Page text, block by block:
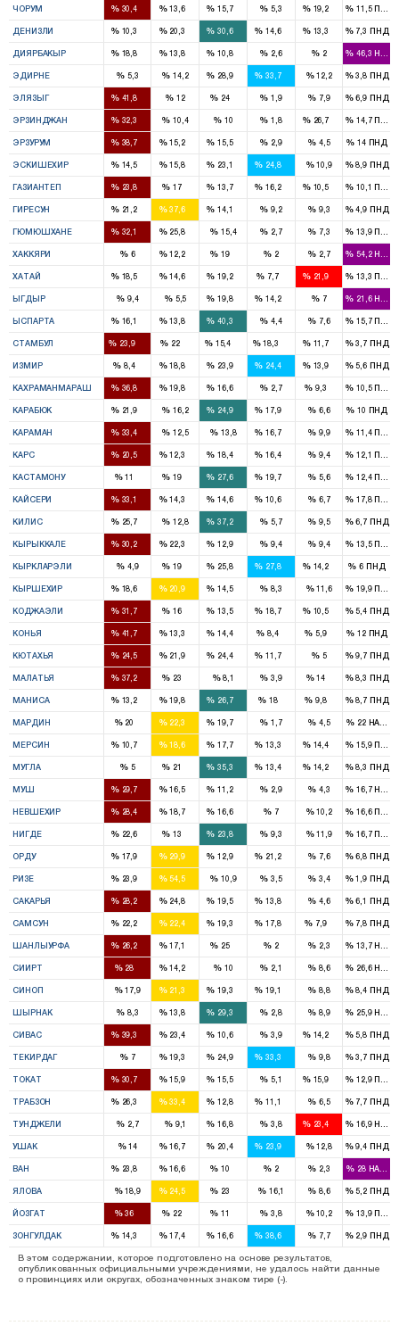
ЧОРУМ %30,4 %13,6 % 15,7 % 5,3 %19,2 %11,5ПНД
ДЕНИЗЛИ %10,3 %20,3 % 30,6 %14,6 %13,3 %7,3 ПНД
ДИЯРБАКЫР %18,8 %13,8 % 10,8 % 2,6 %2 %46,3
ЭДИРНЕ % 5,3 % 14,2 % 28,9 %33,7 %12,2 %3,8 ПНД
ЭЛЯЗЫГ %41,8 % 12 % 24 % 1,9 % 7,9 %6,9 ПНД
ЭРЗИНДЖАН %32,3 % 10,4 %10 % 1,8 %26,7 %14,7ПНД
ЭРЗУРУМ %38,7 %15,2 % 15,5 % 2,9 % 4,5 %14 ПНД
ЭСКИШЕХИР %14,5 %15,8 % 23,1 %24,8 %10,9 %8,9 ПНД
ГАЗИАНТЕП %23,8 % 17 % 13,7 %16,2 %10,5 %10,1ПНД
ГИРЕСУН %21,2 %37,6 % 14,1 % 9,2 % 9,3 %4,9 ПНД
ГЮМЮШХАНЕ %32,1 %25,8 % 15,4 % 2,7 % 7,3 %13,9ПНД
ХАККЯРИ %6 %12,2 % 19 % 2 % 2,7 %54,2
ХАТАЙ %18,5 %14,6 % 19,2 % 7,7 %21,9 %13,3ПНД
ЫГДЫР % 9,4 %5,5 % 19,8 %14,2 %7 %21,6
ЫСПАРТА %16,1 %13,8 % 40,3 % 4,4 % 7,6 %15,7ПНД
СТАМБУЛ % 23,9 %22 %15,4 %18,3 %11,7 %3,7 ПНД
ИЗМИР % 8,4 %18,8 % 23,9 %24,4 %13,9 %5,6 ПНД
КАХРАМАНМАРАШ %36,8 %19,8 % 16,6 % 2,7 % 9,3 %10,5ПНД
КАРАБЮК %21,9 % 16,2 % 24,9 %17,9 % 6,6 %10 ПНД
КАРАМАН %33,4 % 12,5 % 13,8 %16,7 % 9,9 %11,4ПНД
КАРС %20,5 %12,3 % 18,4 %16,4 % 9,4 %12,1ПНД
КАСТАМОНУ %11 % 19 % 27,6 %19,7 % 5,6 %12,4ПНД
КАЙСЕРИ %33,1 %14,3 % 14,6 %10,6 % 6,7 %17,8ПНД
КИЛИС %25,7 % 12,8 % 37,2 % 5,7 % 9,5 %6,7 ПНД
КЫРЫККАЛЕ %30,2 %22,3 % 12,9 % 9,4 % 9,4 %13,5ПНД
КЫРКЛАРЭЛИ % 4,9 % 19 % 25,8 %27,8 %14,2 % 6ПНД
КЫРШЕХИР %18,6 %20,9 % 14,5 % 8,3 %11,6 %19,9ПНД
КОДЖАЭЛИ %31,7 % 16 % 13,5 %18,7 %10,5 %5,4 ПНД
КОНЬЯ %41,7 %13,3 % 14,4 % 8,4 % 5,9 %12 ПНД
КЮТАХЬЯ %24,5 %21,9 % 24,4 %11,7 %5 %9,7 ПНД
МАЛАТЬЯ %37,2 % 23 %8,1 % 3,9 %14 %8,3 ПНД
МАНИСА %13,2 %19,8 % 26,7 %18 % 9,8 %8,7 ПНД
МАРДИН %20 %22,3 % 19,7 % 1,7 % 4,5 %22 HADEP
МЕРСИН %10,7 %18,6 % 17,7 %13,3 %14,4 %15,9ПНД
МУГЛА %5 % 21 % 35,3 %13,4 %14,2 %8,3 ПНД
МУШ %29,7 %16,5 % 11,2 % 2,9 % 4,3 %16,7
НЕВШЕХИР %28,4 %18,7 % 16,6 % 7 %10,2 %16,6ПНД
НИГДЕ %22,6 % 13 % 23,8 % 9,3 %11,9 %16,7ПНД
ОРДУ %17,9 %29,9 % 12,9 %21,2 % 7,6 %6,8 ПНД
РИЗЕ %23,9 %54,5 % 10,9 % 3,5 % 3,4 %1,9 ПНД
САКАРЬЯ %28,2 %24,8 % 19,5 %13,8 % 4,6 %6,1 ПНД
САМСУН %22,2 %22,4 % 19,3 %17,8 % 7,9 %7,8 ПНД
ШАНЛЫУРФА %26,2 %17,1 % 25 % 2 % 2,3 %13,7
СИИРТ %28 %14,2 %10 % 2,1 % 8,6 %26,6
СИНОП %17,9 %21,3 % 19,3 %19,1 % 8,8 %8,4 ПНД
ШЫРНАК % 8,3 %13,8 % 29,3 % 2,8 % 8,9 %25,9
СИВАС %39,3 %23,4 % 10,6 % 3,9 %14,2 %5,8 ПНД
ТЕКИРДАГ %7 %19,3 % 24,9 %33,3 % 9,8 %3,7 ПНД
ТОКАТ %30,7 %15,9 % 15,5 % 5,1 %15,9 %12,9ПНД
ТРАБЗОН %26,3 %33,4 % 12,8 %11,1 % 6,5 %7,7 ПНД
ТУНДЖЕЛИ % 2,7 %9,1 % 16,8 % 3,8 %23,4 %16,9
УШАК %14 %16,7 % 20,4 %23,9 %12,8 %9,4 ПНД
ВАН %23,8 %16,6 % 10 % 2 % 2,3 %28 HADEP
ЯЛОВА %18,9 %24,5 % 23 %16,1 % 8,6 %5,2 ПНД
ЙОЗГАТ %36 % 22 % 11 % 3,8 %10,2 %13,9ПНД
ЗОНГУЛДАК %14,3 %17,4 % 16,6 %38,6 % 7,7 %2,9 ПНД
В этом содержании, которое подготовлено на основе результатов,
опубликованных официальными учреждениями, не удалось найти данные
о провинциях или округах, обозначенных знаком тире (-).